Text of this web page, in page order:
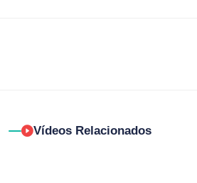
Vídeos Relacionados